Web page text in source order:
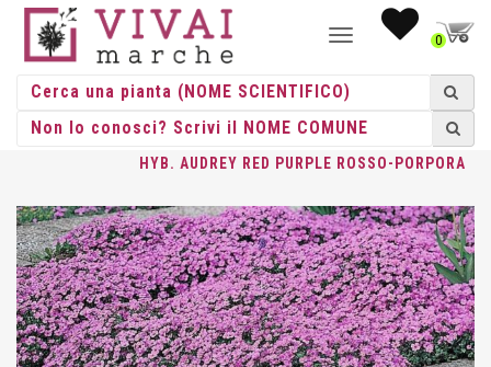
NAVIGAZIONE0
HOME / ERBACEE/ERBACEE PERENNI /AUBRIETA / AUBRIETA
HYB. AUDREY RED PURPLE ROSSO-PORPORA